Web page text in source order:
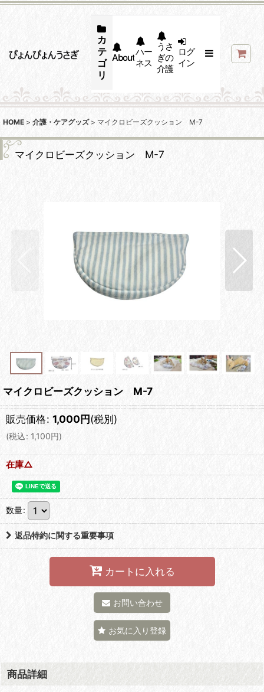
カ
テ
ゴ
リ
Aboutハー
ネス
うさ
ぎの
介護
ログ
イン
HOME > 介護・ケアグッズ > マイクロビーズクッション M-7
マイクロビーズクッション M-7
マイクロビーズクッション M-7
販売価格: 1,000円(税別)
(税込: 1,100円)
在庫△
数量:
返品特約に関する重要事項
カートに入れる
お問い合わせ
お気に入り登録
商品詳細